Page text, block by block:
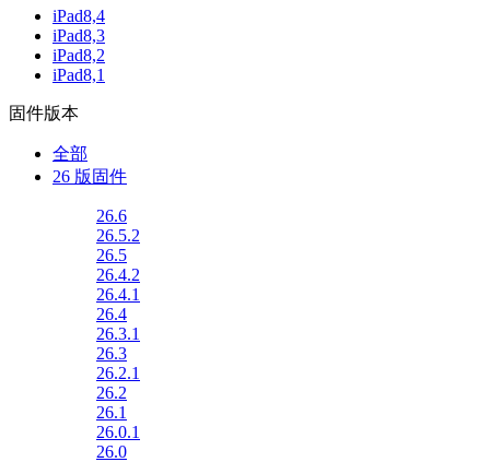
iPad8,4
iPad8,3
iPad8,2
iPad8,1
固件版本
全部
26 版固件
26.6
26.5.2
26.5
26.4.2
26.4.1
26.4
26.3.1
26.3
26.2.1
26.2
26.1
26.0.1
26.0